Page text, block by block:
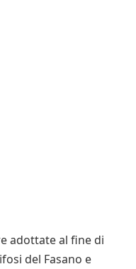
adottate al fine di
del Fasano e